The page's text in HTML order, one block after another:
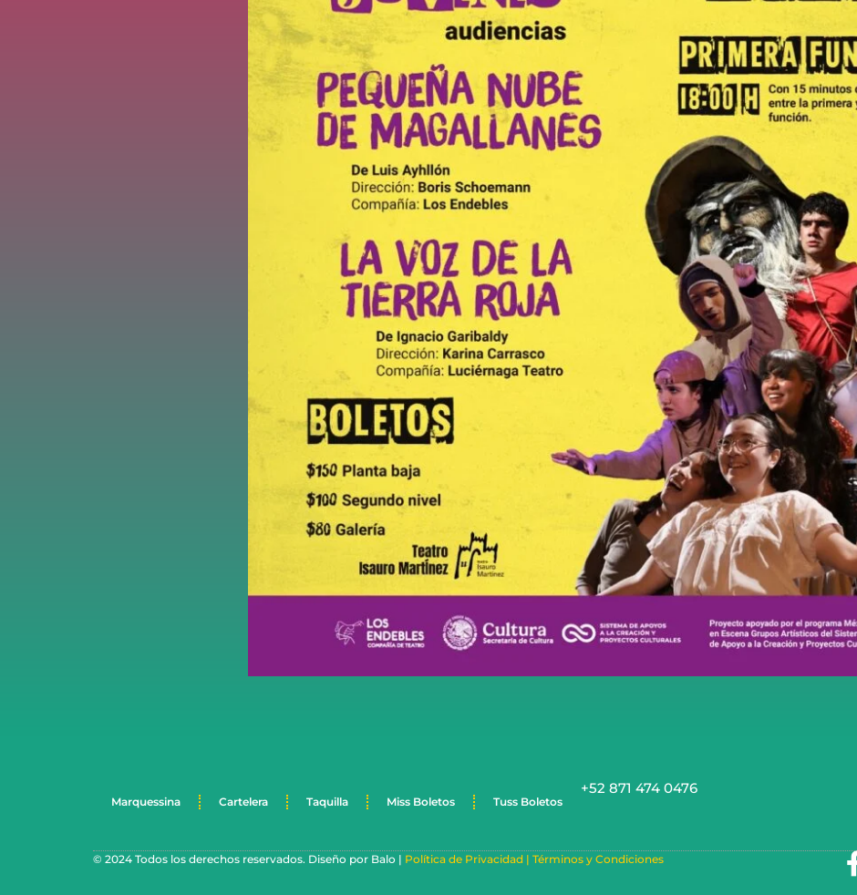
Marquessina Cartelera Taquilla Miss Boletos Tuss Boletos
+52 871 474 0476
© 2024 Todos los derechos reservados. Diseño por Balo | Política de Privacidad | Términos y Condiciones